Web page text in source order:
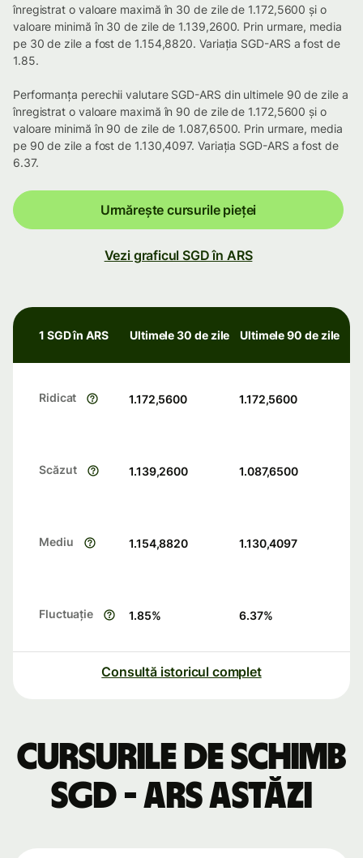
înregistrat o valoare maximă în 30 de zile de 1.172,5600 și o
valoare minimă în 30 de zile de 1.139,2600. Prin urmare, media
pe 30 de zile a fost de 1.154,8820. Variația SGD-ARS a fost de
1.85.
Performanța perechii valutare SGD-ARS din ultimele 90 de zile a
înregistrat o valoare maximă în 90 de zile de 1.172,5600 și o
valoare minimă în 90 de zile de 1.087,6500. Prin urmare, media
pe 90 de zile a fost de 1.130,4097. Variația SGD-ARS a fost de
6.37.
Urmărește cursurile pieței
Vezi graficul SGD în ARS
1 SGD în ARS Ultimele 30 de zile Ultimele 90 de zile
Ridicat 1.172,5600 1.172,5600
Scăzut 1.139,2600 1.087,6500
Mediu 1.154,8820 1.130,4097
Fluctuație 1.85% 6.37%
Consultă istoricul complet
Cursurile de schimb
SGD - ARS astăzi